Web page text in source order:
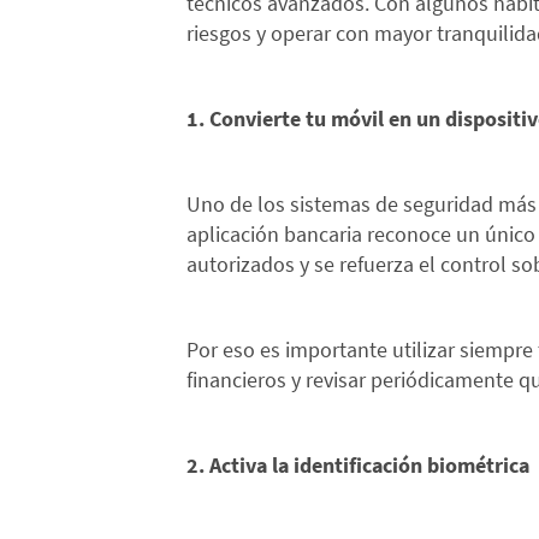
riesgos y operar con mayor
1. Convierte tu móvil en un
Uno de los sistemas de seguridad
aplicación bancaria reconoce un
autorizados y se refuerza el control
Por eso es importante utilizar
financieros y revisar periódicamente
2. Activa la identificación biométrica